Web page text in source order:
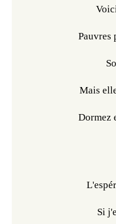
Pauvres
Mais
Dormez
Si